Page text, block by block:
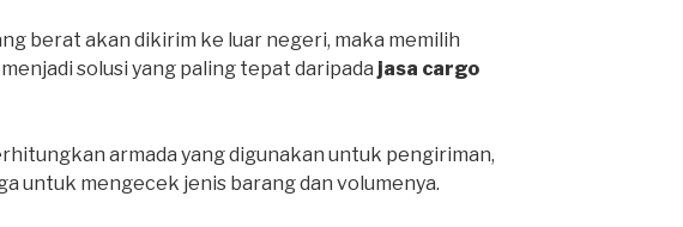
berat akan dikirim ke luar negeri, maka memilih
solusi yang paling tepat daripada jasa cargo
armada yang digunakan untuk pengiriman,
untuk mengecek jenis barang dan volumenya.